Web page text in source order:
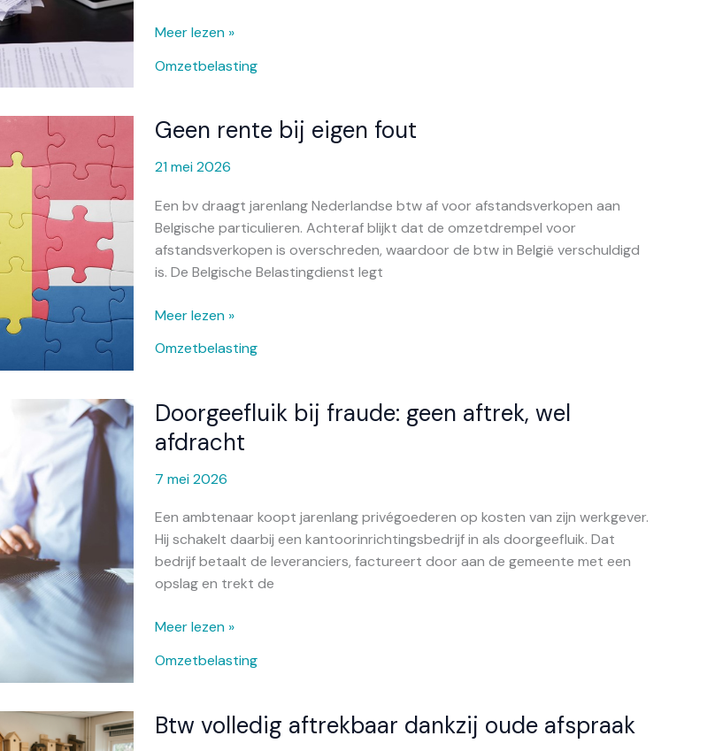
Meer lezen »
Omzetbelasting
Geen rente bij eigen fout
21 mei 2026
Een bv draagt jarenlang Nederlandse btw af voor afstandsverkopen aan
Belgische particulieren. Achteraf blijkt dat de omzetdrempel voor
afstandsverkopen is overschreden, waardoor de btw in België verschuldigd
is. De Belgische Belastingdienst legt
Geen
bij
fout
Meer lezen »
Omzetbelasting
Doorgeefluik bij fraude: geen aftrek, wel
afdracht
7 mei 2026
Een ambtenaar koopt jarenlang privégoederen op kosten van zijn werkgever.
Hij schakelt daarbij een kantoorinrichtingsbedrijf in als doorgeefluik. Dat
bedrijf betaalt de leveranciers, factureert door aan de gemeente met een
opslag en trekt de
Doorgeefluik
fraude:
geen
wel
afdracht
Meer lezen »
Omzetbelasting
Btw volledig aftrekbaar dankzij oude afspraak
Btw